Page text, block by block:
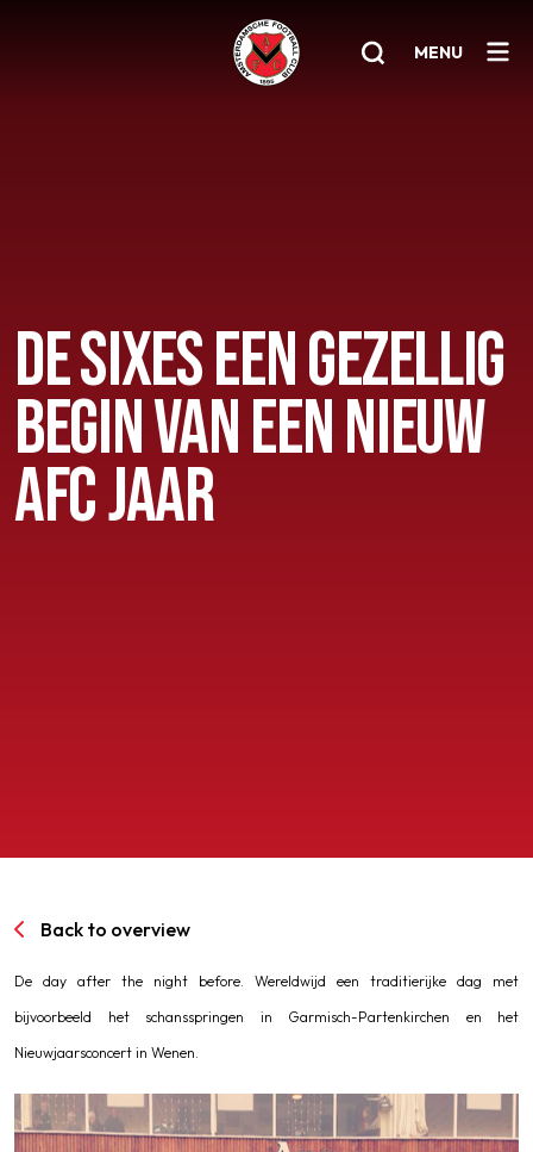
MENU
Jeugd
Senioren
Clubinfo
Nieuwsoverzicht
Sponsoring
DE SIXES EEN GEZELLIG
BEGIN VAN EEN NIEUW
AFC JAAR
Back to overview
De day after the night before. Wereldwijd een traditierijke dag met
bijvoorbeeld het schansspringen in Garmisch-Partenkirchen en het
Nieuwjaarsconcert in Wenen.